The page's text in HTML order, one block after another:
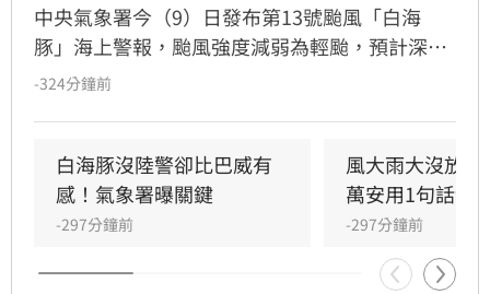
中央氣象署今（9）日發布第13號颱風「白海
豚」海上警報，颱風強度減弱為輕颱，預計深夜
至明晨脫離暴風圈。受外圍雲系及西南風影響，
沉降影響，恐出現36度高溫及焚風。氣象署持續
發布陸上強風特報，提醒嘉義以北、恆春半島及
離島留意強陣風。
-324分鐘前
白海豚沒陸警卻比巴威有
感！氣象署曝關鍵
-297分鐘前
風大雨大沒放
萬安用1句話卸
-297分鐘前